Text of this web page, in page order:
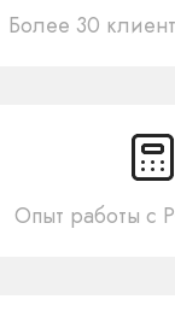
Более 30
Опыт работы с